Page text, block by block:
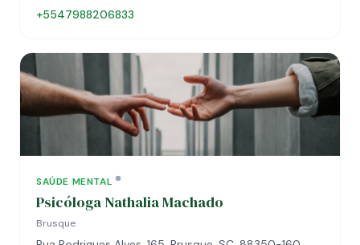
+5547988206833
SAÚDE MENTAL
Psicóloga Nathalia Machado
Brusque